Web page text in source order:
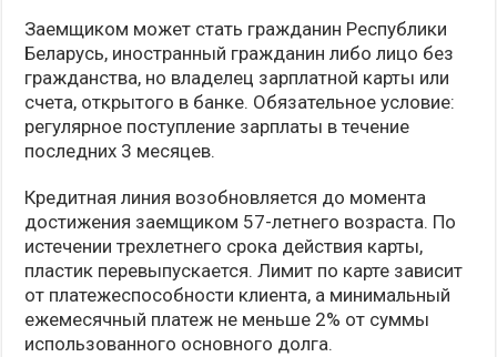
Заемщиком может стать гражданин Республики
Беларусь, иностранный гражданин либо лицо без
гражданства, но владелец зарплатной карты или
счета, открытого в банке. Обязательное условие:
регулярное поступление зарплаты в течение
последних 3 месяцев.
Кредитная линия возобновляется до момента
достижения заемщиком 57-летнего возраста. По
истечении трехлетнего срока действия карты,
пластик перевыпускается. Лимит по карте зависит
от платежеспособности клиента, а минимальный
ежемесячный платеж не меньше 2% от суммы
использованного основного долга.